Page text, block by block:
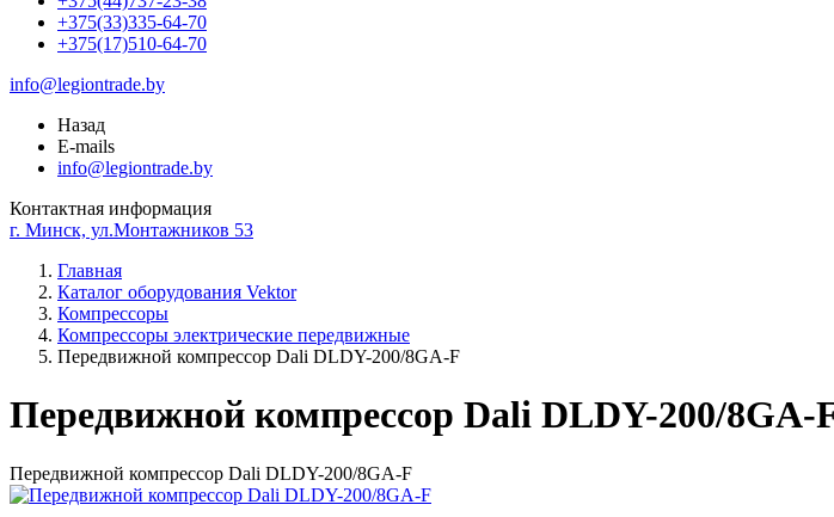
+375(33)335-64-70
+375(17)510-64-70
info@legiontrade.by
Назад
E-mails
info@legiontrade.by
Контактная информация
г. Минск, ул.Монтажников 53
Главная
Каталог оборудования Vektor
Компрессоры
Компрессоры электрические передвижные
Передвижной компрессор Dali DLDY-200/8GA-F
Передвижной компрессор Dali DLDY-200/8GA-
Передвижной компрессор Dali DLDY-200/8GA-F